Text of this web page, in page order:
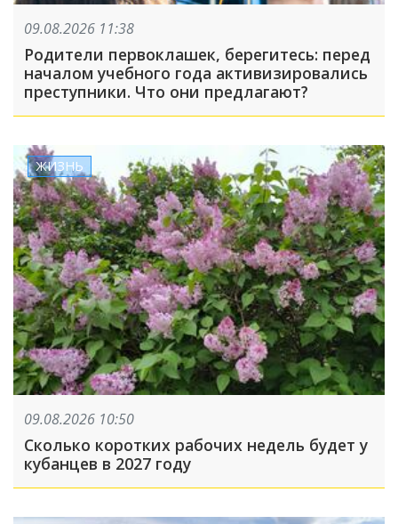
09.08.2026 11:38
Родители первоклашек, берегитесь: перед
началом учебного года активизировались
преступники. Что они предлагают?
ЖИЗНЬ
09.08.2026 10:50
Сколько коротких рабочих недель будет у
кубанцев в 2027 году